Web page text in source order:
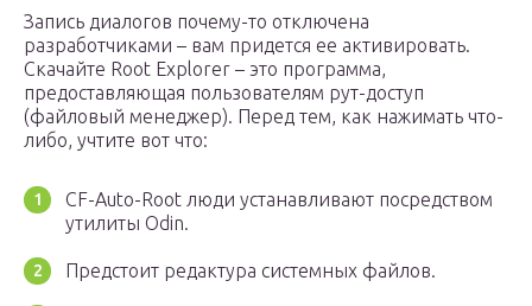
Запись диалогов почему-то отключена
разработчиками – вам придется ее активировать.
Скачайте Root Explorer – это программа,
предоставляющая пользователям рут-доступ
(файловый менеджер). Перед тем, как нажимать что-
либо, учтите вот что:
CF-Auto-Root люди устанавливают посредством
утилиты Odin.
Предстоит редактура системных файлов.